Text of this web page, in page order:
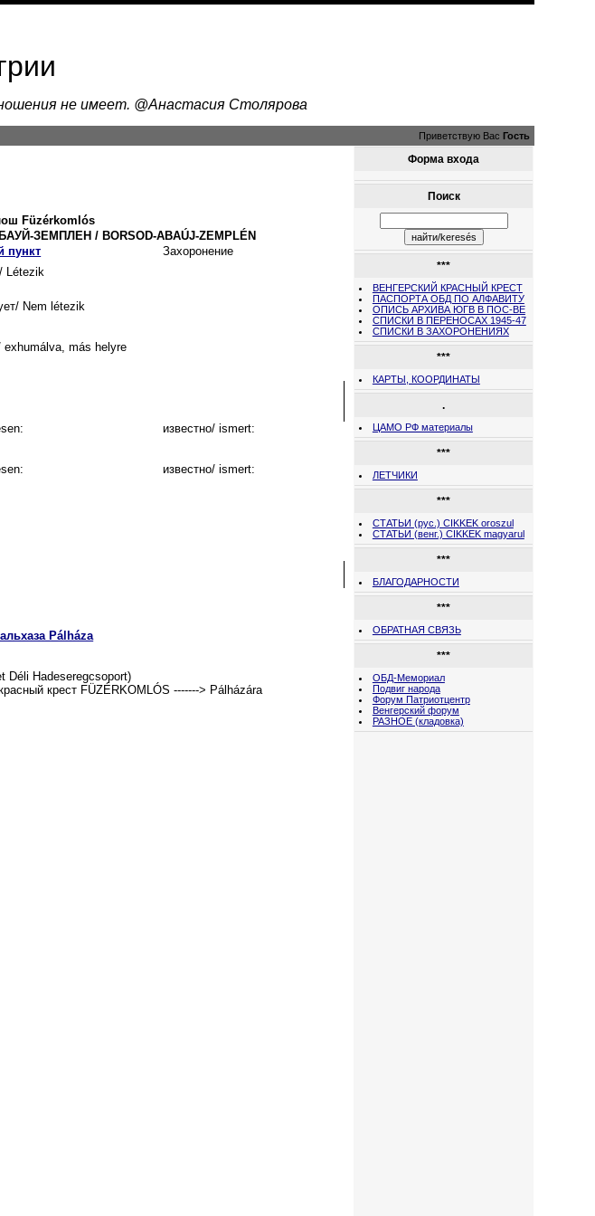
не имеет. @Анастасия Столярова
Приветствую Вас Гость
Füzérkomlós
ЗЕМПЛЕН / BORSOD-ABAÚJ-ZEMPLÉN
пункт
Захоронение
Létezik
Nem létezik
exhumálva, más helyre
известно/ ismert:
известно/ ismert:
Pálháza
Déli Hadeseregcsoport)
крест FÜZÉRKOMLÓS -------> Pálházára
Форма входа
Поиск
***
ВЕНГЕРСКИЙ КРАСНЫЙ КРЕСТ
ПАСПОРТА ОБД ПО АЛФАВИТУ
ОПИСЬ АРХИВА ЮГВ В ПОС-ВЕ
СПИСКИ В ПЕРЕНОСАХ 1945-47
СПИСКИ В ЗАХОРОНЕНИЯХ
***
КАРТЫ, КООРДИНАТЫ
.
ЦАМО РФ материалы
***
ЛЕТЧИКИ
***
СТАТЬИ (рус.) CIKKEK oroszul
СТАТЬИ (венг.) CIKKEK magyarul
***
БЛАГОДАРНОСТИ
***
ОБРАТНАЯ СВЯЗЬ
***
ОБД-Мемориал
Подвиг народа
Форум Патриотцентр
Венгерский форум
РАЗНОЕ (кладовка)